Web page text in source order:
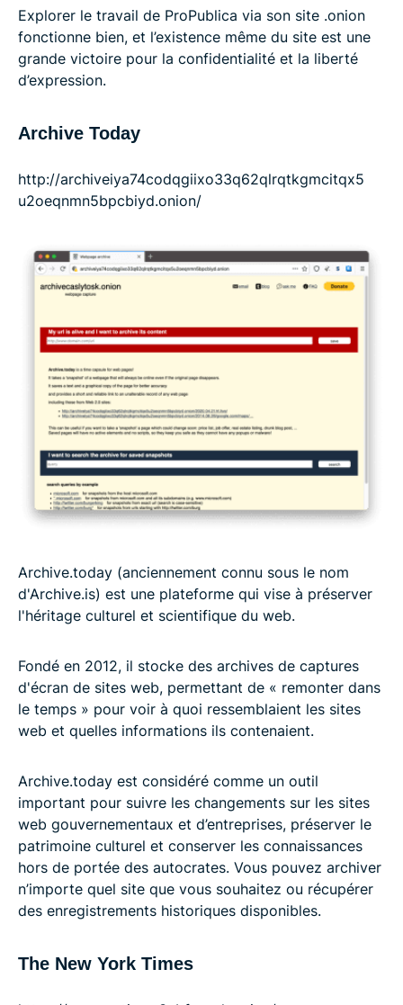
Explorer le travail de ProPublica via son site .onion
fonctionne bien, et l’existence même du site est une
grande victoire pour la confidentialité et la liberté
d’expression.
Archive Today
http://archiveiya74codqgiix​o33q62qlrqtkgmcitqx5​
u2oeqnmn5bpcbiyd.onion/
Archive.today (anciennement connu sous le nom
d'Archive.is) est une plateforme qui vise à préserver
l'héritage culturel et scientifique du web.
Fondé en 2012, il stocke des archives de captures
d'écran de sites web, permettant de « remonter dans
le temps » pour voir à quoi ressemblaient les sites
web et quelles informations ils contenaient.
Archive.today est considéré comme un outil
important pour suivre les changements sur les sites
web gouvernementaux et d’entreprises, préserver le
patrimoine culturel et conserver les connaissances
hors de portée des autocrates. Vous pouvez archiver
n’importe quel site que vous souhaitez ou récupérer
des enregistrements historiques disponibles.
The New York Times